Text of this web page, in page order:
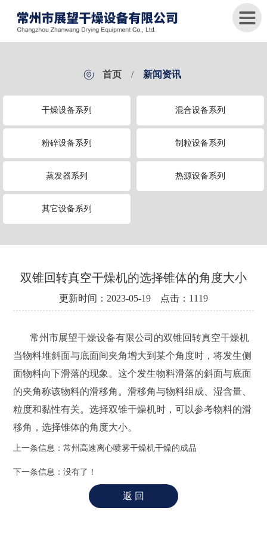
于
我
品
中
资
讯
案
例
客
户
服
务
联
我
首页 / 新闻资讯
干燥设备系列 混合设备系列
粉碎设备系列 制粒设备系列
蒸发器系列 热源设备系列
其它设备系列
双锥回转真空干燥机的选择锥体的角度大小
更新时间：2023-05-19 点击：1119
常州市展望干燥设备有限公司的双锥回转真空干燥机
当物料堆斜面与底面间夹角增大到某个角度时，将发生侧
面物料向下滑落的现象。这个发生物料滑落的斜面与底面
的夹角称该物料的滑移角。滑移角与物料组成、湿含量、
粒度和黏性有关。选择双锥干燥机时，可以参考物料的滑
移角，选择锥体的角度大小。
上一条信息：常州高速离心喷雾干燥机干燥的成品
下一条信息：没有了！